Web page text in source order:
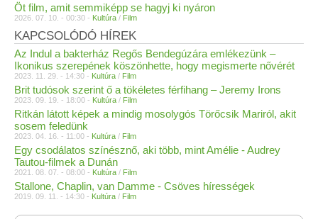
Öt film, amit semmiképp se hagyj ki nyáron
2026. 07. 10. - 00:30 - Kultúra / Film
KAPCSOLÓDÓ HÍREK
Az Indul a bakterház Regős Bendegúzára emlékezünk –
Ikonikus szerepének köszönhette, hogy megismerte nővérét
2023. 11. 29. - 14:30 - Kultúra / Film
Brit tudósok szerint ő a tökéletes férfihang – Jeremy Irons
2023. 09. 19. - 18:00 - Kultúra / Film
Ritkán látott képek a mindig mosolygós Törőcsik Mariról, akit
sosem feledünk
2023. 04. 16. - 11:00 - Kultúra / Film
Egy csodálatos színésznő, aki több, mint Amélie - Audrey
Tautou-filmek a Dunán
2021. 08. 07. - 08:00 - Kultúra / Film
Stallone, Chaplin, van Damme - Csöves hírességek
2019. 09. 11. - 14:30 - Kultúra / Film